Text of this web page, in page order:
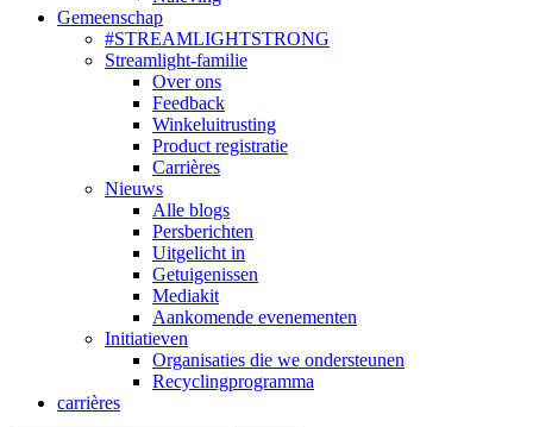
Gemeenschap
#STREAMLIGHTSTRONG
Streamlight-familie
Over ons
Feedback
Winkeluitrusting
Product registratie
Carrières
Nieuws
Alle blogs
Persberichten
Uitgelicht in
Getuigenissen
Mediakit
Aankomende evenementen
Initiatieven
Organisaties die we ondersteunen
Recyclingprogramma
carrières